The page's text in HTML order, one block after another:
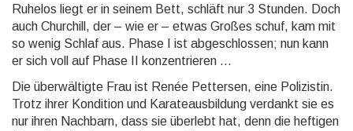
Ruhelos liegt er in seinem Bett, schläft nur 3 Stunden. Doch
auch Churchill, der – wie er – etwas Großes schuf, kam mit
so wenig Schlaf aus. Phase I ist abgeschlossen; nun kann
er sich voll auf Phase II konzentrieren ...
Die überwältigte Frau ist Renée Pettersen, eine Polizistin.
Trotz ihrer Kondition und Karateausbildung verdankt sie es
nur ihren Nachbarn, dass sie überlebt hat, denn die heftigen